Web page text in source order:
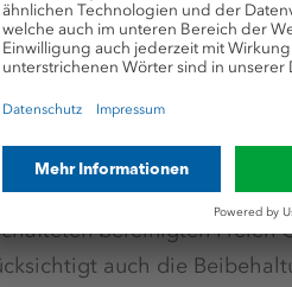
in Höhe
schlagen der
15 Cent je Aktie vor
folgt
bereinigten Freien
auch die